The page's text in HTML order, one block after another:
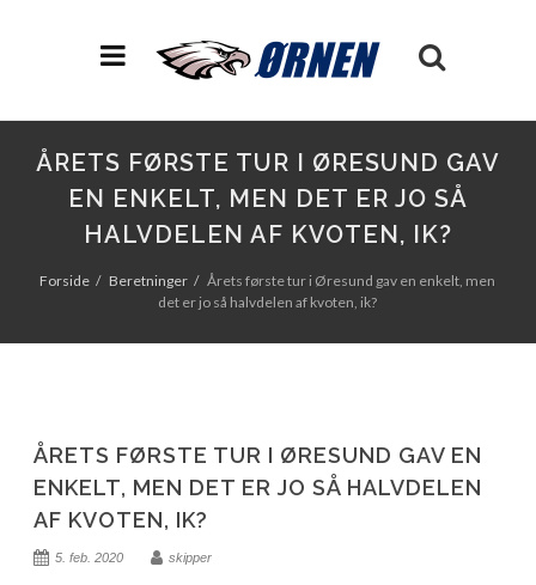
ÅRETS FØRSTE TUR I ØRESUND GAV
EN ENKELT, MEN DET ER JO SÅ
HALVDELEN AF KVOTEN, IK?
Forside Beretninger
Årets første tur i Øresund gav en enkelt, men
det er jo så halvdelen af kvoten, ik?
ÅRETS FØRSTE TUR I ØRESUND GAV EN
ENKELT, MEN DET ER JO SÅ HALVDELEN
AF KVOTEN, IK?
5. feb. 2020 skipper